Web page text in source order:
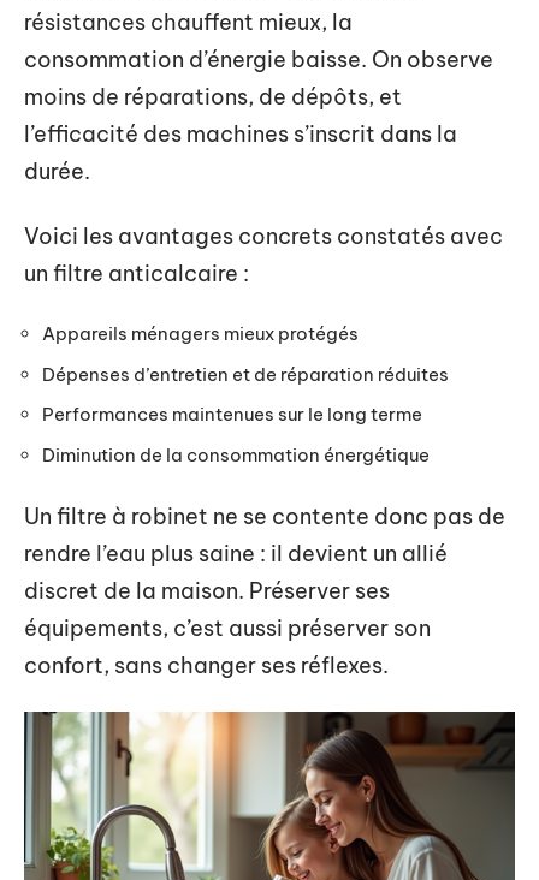
résistances chauffent mieux, la
consommation d’énergie baisse. On observe
moins de réparations, de dépôts, et
l’efficacité des machines s’inscrit dans la
durée.
Voici les avantages concrets constatés avec
un filtre anticalcaire :
Appareils ménagers mieux protégés
Dépenses d’entretien et de réparation réduites
Performances maintenues sur le long terme
Diminution de la consommation énergétique
Un filtre à robinet ne se contente donc pas de
rendre l’eau plus saine : il devient un allié
discret de la maison. Préserver ses
équipements, c’est aussi préserver son
confort, sans changer ses réflexes.